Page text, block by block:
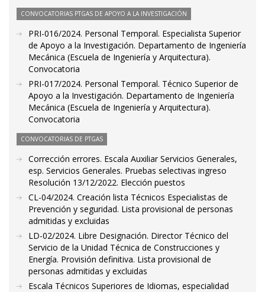
CONVOCATORIAS PTGAS DE APOYO A LA INVESTIGACIÓN
PRI-016/2024. Personal Temporal. Especialista Superior
de Apoyo a la Investigación. Departamento de Ingeniería
Mecánica (Escuela de Ingeniería y Arquitectura).
Convocatoria
PRI-017/2024. Personal Temporal. Técnico Superior de
Apoyo a la Investigación. Departamento de Ingeniería
Mecánica (Escuela de Ingeniería y Arquitectura).
Convocatoria
CONVOCATORIAS DE PTGAS
Corrección errores. Escala Auxiliar Servicios Generales,
esp. Servicios Generales. Pruebas selectivas ingreso
Resolución 13/12/2022. Elección puestos
CL-04/2024. Creación lista Técnicos Especialistas de
Prevención y seguridad. Lista provisional de personas
admitidas y excluidas
LD-02/2024. Libre Designación. Director Técnico del
Servicio de la Unidad Técnica de Construcciones y
Energía. Provisión definitiva. Lista provisional de
personas admitidas y excluidas
Escala Técnicos Superiores de Idiomas, especialidad